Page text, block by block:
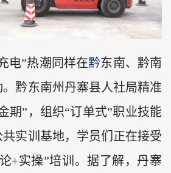
电”热潮同样在黔东南、黔南
黔东南州丹寨县人社局精准
期”，组织“订单式”职业技能
实训基地，学员们正在接受
+实操”培训。据了解，丹寨